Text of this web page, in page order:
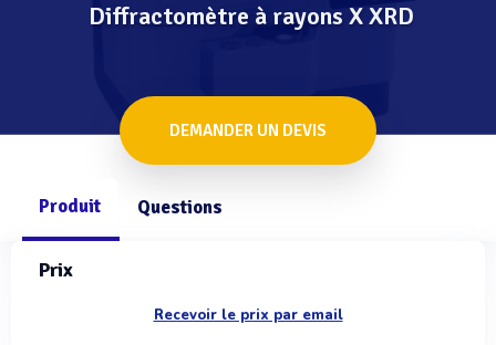
Diffractomètre à rayons X XRD
DEMANDER UN DEVIS
Produit Questions
Prix
Recevoir le prix par email